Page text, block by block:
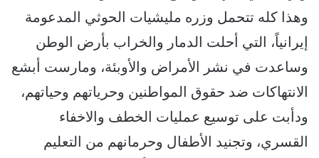
وهذا كله تتحمل وزره مليشيات الحوثي المدعومة
إيرانياً، التي أحلت الدمار والخراب بأرض الوطن
وساعدت في نشر الأمراض والأوبئة، ومارست أبشع
الانتهاكات ضد حقوق المواطنين وحرياتهم وحياتهم،
ودأبت على توسيع عمليات الخطف والاخفاء
القسري، وتجنيد الأطفال وحرمانهم من التعليم